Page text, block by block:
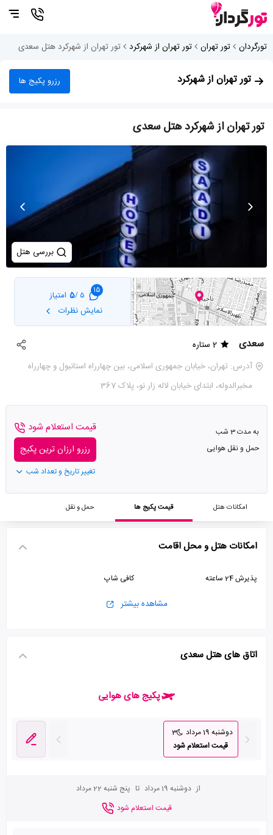
تورگردان تور تهران تور تهران از شهرکرد تور تهران از شهرکرد هتل سعدی
تور تهران از شهرکرد رزرو پکیج ها
تور تهران از شهرکرد هتل سعدی
بررسی هتل
15
5 /
5 امتیاز
نمایش نظرات
سعدی
2 ستاره
آدرس: تهران، خیابان جمهوری اسلامی، بین چهارراه استانبول و چهارراه
مخبرالدوله، ابتدای خیابان لاله زار نو، پلاک 367
به مدت 3 شب
حمل و نقل هوایی
قیمت استعلام شود
رزرو ارزان ترین پکیج
تغییر تاریخ و تعداد شب
امکانات هتل قیمت پکیج ها حمل و نقل
امکانات هتل و محل اقامت
پذیرش 24 ساعته کافی شاپ
مشاهده بیشتر
اتاق های هتل سعدی
پکیج های هوایی
دوشنبه 19 مرداد
3
قیمت استعلام شود
از دوشنبه 19 مرداد تا پنج شنبه 22 مرداد
قیمت استعلام شود